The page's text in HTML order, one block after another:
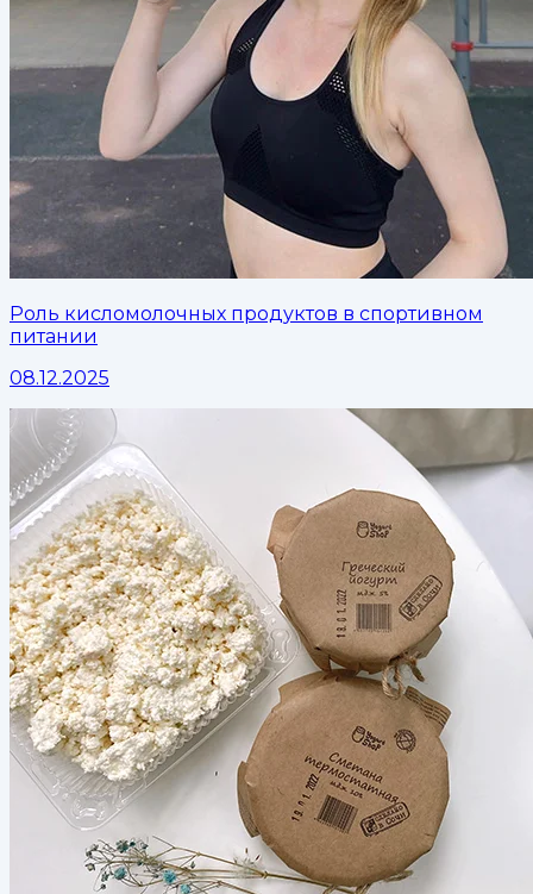
Роль кисломолочных продуктов в спортивном
питании
08.12.2025